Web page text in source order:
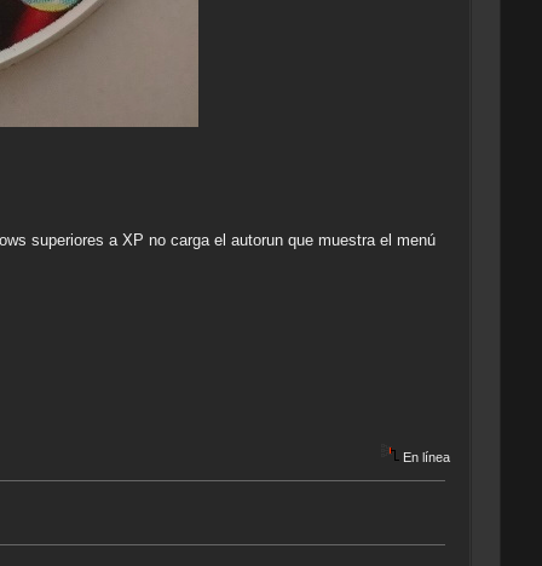
superiores a XP no carga el autorun que muestra el menú
En línea